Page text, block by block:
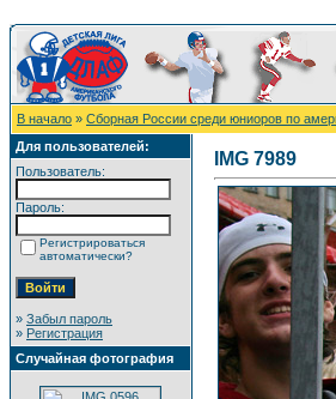
В начало » Сборная России среди юниоров по
Для пользователей:
Пользователь:
Пароль:
Регистрироваться
автоматически?
» Забыл пароль
» Регистрация
Случайная фотография
IMG 7989